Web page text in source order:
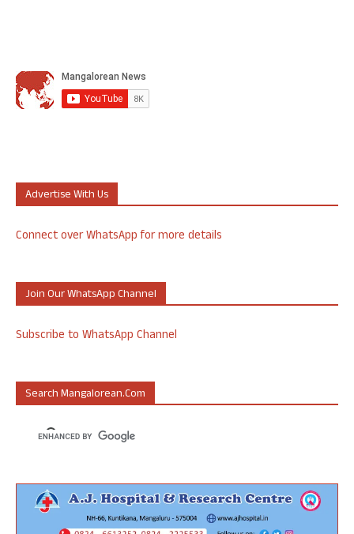
Advertise With Us
Connect over WhatsApp for more details
Join Our WhatsApp Channel
Subscribe to WhatsApp Channel
Search Mangalorean.com